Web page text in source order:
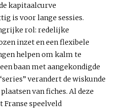
kapitaalcurve
is voor lange sessies.
rol: redelijke
inzet en een flexibele
helpen om kalm te
baan met aangekondigde
verandert de wiskunde
van fiches. Al deze
Franse speelveld